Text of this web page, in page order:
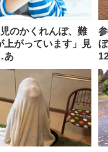
児のかくれんぼ、難
上がっています」見
あ